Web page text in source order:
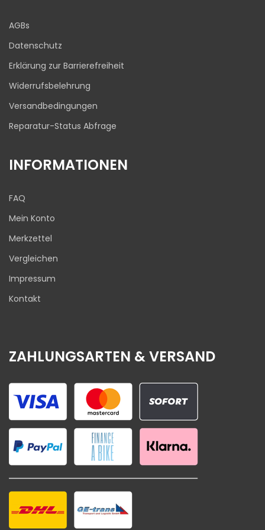
AGBs
Datenschutz
Erklärung zur Barrierefreiheit
Widerrufsbelehrung
Versandbedingungen
Reparatur-Status Abfrage
INFORMATIONEN
FAQ
Mein Konto
Merkzettel
Vergleichen
Impressum
Kontakt
ZAHLUNGSARTEN & VERSAND